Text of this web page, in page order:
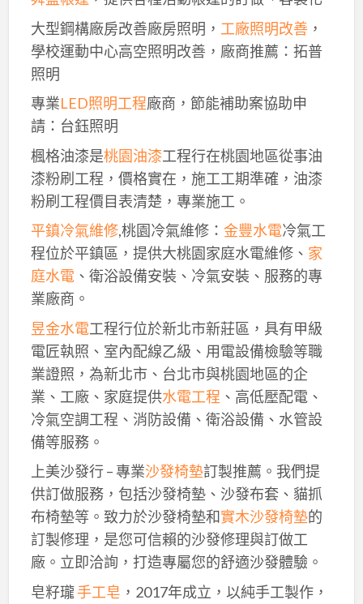
大型鋼構廠房改善廠房照明， 工廠照明改善，
學校運動中心高空照明改善，廠商推薦：拓普
照明
專業LED照明工程廠商，節能補助案協助申
請：台鈺照明
楓格油漆是桃園油漆工程行在桃園地區從事油
漆粉刷工程，價格實在，施工工期準確，油漆
粉刷工程價目表清楚，專業施工。
平鎮冷氣維修,桃園冷氣維修： 金豐水電冷氣工
程位於平鎮區，提供大桃園家庭水電維修、 家
庭水電、衛浴設備安裝、冷氣安裝、服務的專
業廠商。
昱金水電工程行位於新北市新莊區，具有甲級
電匠執照、室內配線乙級、用電設備檢驗等職
業證照，為新北市、台北市與桃園地區的企
業、工廠、家庭提供水電工程 、高低壓配電、
冷氣空調工程、消防設備、衛浴設備、水管設
備等服務。
上美沙發行 – 專業沙發椅墊訂製推薦。我們提
供訂做服務，包括沙發椅墊、沙發布套、貓抓
布椅墊等。致力於沙發椅墊和實木沙發椅墊的
訂製修理，是您可信賴的沙發修理與訂做工
廠。立即洽詢，打造專屬您的舒適沙發體驗。
皂籽瓏手工皂 ，2017年成立，以純手工製作，